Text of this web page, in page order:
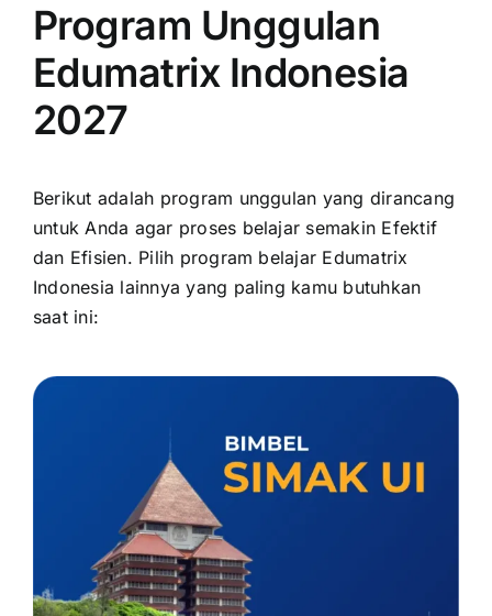
Program Unggulan
Edumatrix Indonesia
2027
Berikut adalah program unggulan yang dirancang
untuk Anda agar proses belajar semakin Efektif
dan Efisien. Pilih program belajar Edumatrix
Indonesia lainnya yang paling kamu butuhkan
saat ini: